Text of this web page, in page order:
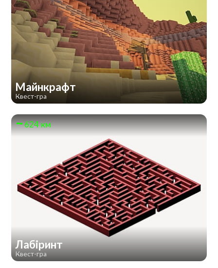
Майнкрафт
Квест-гра
624 км
Лабіринт
Квест-гра